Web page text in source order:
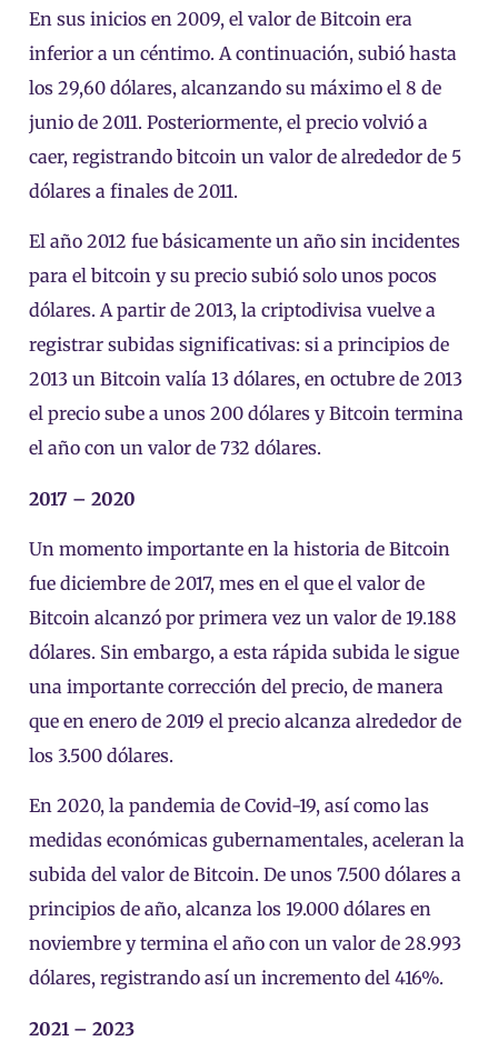
En sus inicios en 2009, el valor de Bitcoin era
inferior a un céntimo. A continuación, subió hasta
los 29,60 dólares, alcanzando su máximo el 8 de
junio de 2011. Posteriormente, el precio volvió a
caer, registrando bitcoin un valor de alrededor de 5
dólares a finales de 2011.
El año 2012 fue básicamente un año sin incidentes
para el bitcoin y su precio subió solo unos pocos
dólares. A partir de 2013, la criptodivisa vuelve a
registrar subidas significativas: si a principios de
2013 un Bitcoin valía 13 dólares, en octubre de 2013
el precio sube a unos 200 dólares y Bitcoin termina
el año con un valor de 732 dólares.
2017 – 2020
Un momento importante en la historia de Bitcoin
fue diciembre de 2017, mes en el que el valor de
Bitcoin alcanzó por primera vez un valor de 19.188
dólares. Sin embargo, a esta rápida subida le sigue
una importante corrección del precio, de manera
que en enero de 2019 el precio alcanza alrededor de
los 3.500 dólares.
En 2020, la pandemia de Covid-19, así como las
medidas económicas gubernamentales, aceleran la
subida del valor de Bitcoin. De unos 7.500 dólares a
principios de año, alcanza los 19.000 dólares en
noviembre y termina el año con un valor de 28.993
dólares, registrando así un incremento del 416%.
2021 – 2023